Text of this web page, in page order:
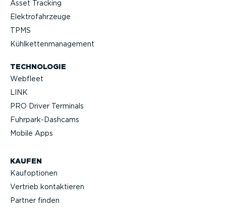
Asset Tracking
Elektro­fahr­zeuge
TPMS
Kühlket­ten­ma­nagement
TECHNOLOGIE
Webfleet
LINK
PRO Driver Terminals
Fuhrpar­k-Da­shcams
Mobile Apps
KAUFEN
Kaufop­tionen
Vertrieb kontak­tieren
Partner finden